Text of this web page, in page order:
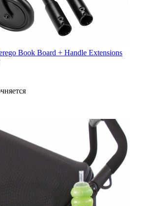
Book Board + Handle Extensions